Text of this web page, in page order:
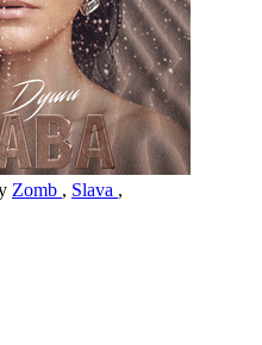
Zomb , Slava ,